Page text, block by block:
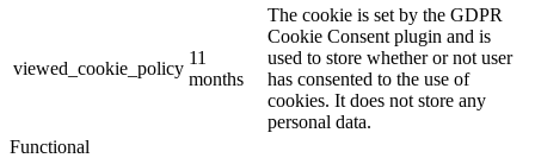
viewed_cookie_policy
11
months
The cookie is set by the GDPR
Cookie Consent plugin and is
used to store whether or not user
has consented to the use of
cookies. It does not store any
personal data.
Functional